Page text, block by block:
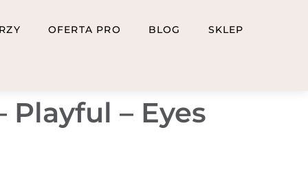
OFERTA PRO BLOG SKLEP
– Eyes